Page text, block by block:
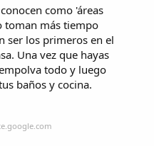
como 'áreas
toman más tiempo
ser los primeros en el
Una vez que hayas
todo y luego
baños y cocina.